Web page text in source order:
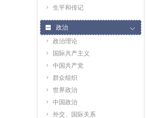
生平和传记
政治
政治理论
国际共产主义
中国共产党
群众组织
世界政治
中国政治
外交、国际关系